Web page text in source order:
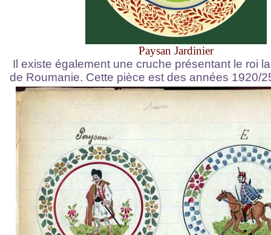
Paysan Jardinier
Il existe également une cruche présentant le roi
de Roumanie. Cette pièce est des années 1920/